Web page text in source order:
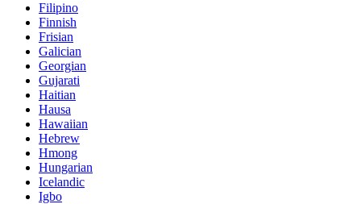
Filipino
Finnish
Frisian
Galician
Georgian
Gujarati
Haitian
Hausa
Hawaiian
Hebrew
Hmong
Hungarian
Icelandic
Igbo